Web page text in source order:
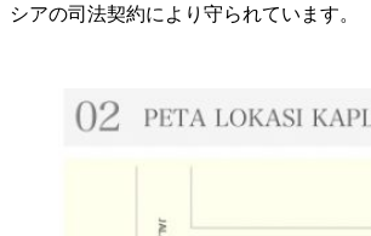
シアの司法契約により守られています。